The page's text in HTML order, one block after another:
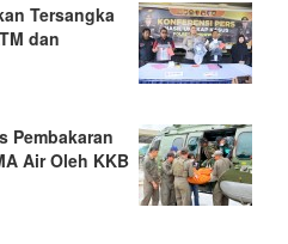
Tersangka
dan
Pembakaran
Air Oleh KKB